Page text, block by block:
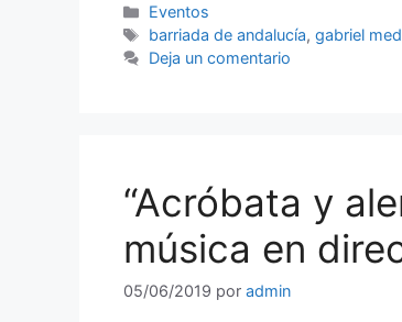
Categorías
Eventos
Etiquetas
barriada de andalucía,gabriel
Deja un comentario
“Acróbata y
música en
05/06/2019 por admin